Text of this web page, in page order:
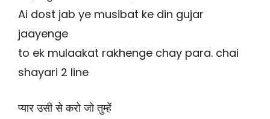
Ai dost jab ye musibat ke din gujar
jaayenge
to ek mulaakat rakhenge chay para. chai
shayari 2 line
प्यार उसी से करो जो तुम्हें